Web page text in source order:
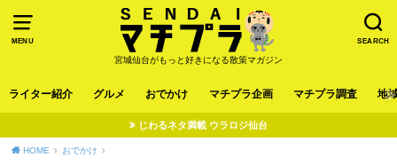
MENU SEARCH
宮城仙台がもっと好きになる散策マガジン
ライター紹介 グルメ おでかけ マチプラ企画 マチプラ調査 地
じわるネタ満載 ウラロジ仙台
HOME おでかけ